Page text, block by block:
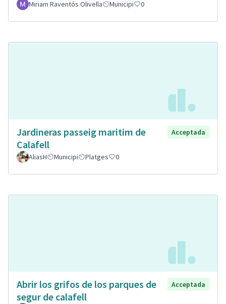
Miriam Raventós Olivella Municipi 0
Jardineras passeig maritim de
Calafell
Acceptada
AliasH Municipi Platges 0
Abrir los grifos de los parques de
segur de calafell
Acceptada